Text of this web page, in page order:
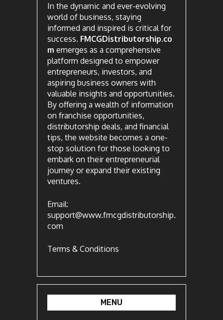
In the dynamic and ever-evolving
world of business, staying
informed and inspired is critical for
success. FMCGDistributorship.co
m emerges as a comprehensive
platform designed to empower
entrepreneurs, investors, and
aspiring business owners with
valuable insights and opportunities.
By offering a wealth of information
on franchise opportunities,
distributorship deals, and financial
tips, the website becomes a one-
stop solution for those looking to
embark on their entrepreneurial
journey or expand their existing
ventures.
Email:
support@www.fmcgdistributorship.
com
Terms & Conditions
MENU